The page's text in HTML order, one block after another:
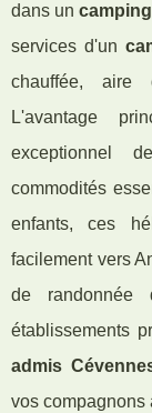
dans un
services d'un
chauffée, aire
L'avantage
exceptionnel
commodités
enfants, ces
facilement vers
de
établissements
admis
vos compagnons